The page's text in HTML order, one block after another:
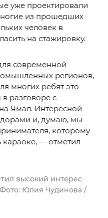
уже проектировали
из прошедших
человек в
на стажировку.
современной
регионов,
многих ребят это
разговоре с
Ямал. Интересной
и, думаю, мы
которому
караоке, — отметил